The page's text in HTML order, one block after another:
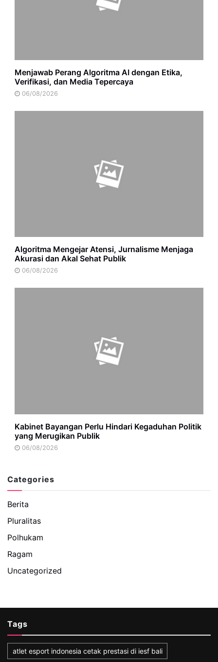
Menjawab Perang Algoritma AI dengan Etika,
Verifikasi, dan Media Tepercaya
06/08/2026
Algoritma Mengejar Atensi, Jurnalisme Menjaga
Akurasi dan Akal Sehat Publik
06/08/2026
Kabinet Bayangan Perlu Hindari Kegaduhan Politik
yang Merugikan Publik
06/08/2026
Categories
Berita
Pluralitas
Polhukam
Ragam
Uncategorized
Tags
atlet esport indonesia cetak prestasi di iesf bali